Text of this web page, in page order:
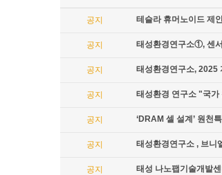
공지 테슬라 휴머노이드 제
공지 태성환경연구소①, 센
공지 태성환경연구소, 2025
공지 태성환경 연구소 "국가
공지 ‘DRAM 셀 설계’ 원천
공지 태성환경연구소 , 브니
공지 태성 나노팹기술개발